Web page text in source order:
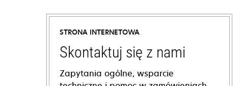
STRONA INTERNETOWA
Skontaktuj się z nami
Zapytania ogólne, wsparcie